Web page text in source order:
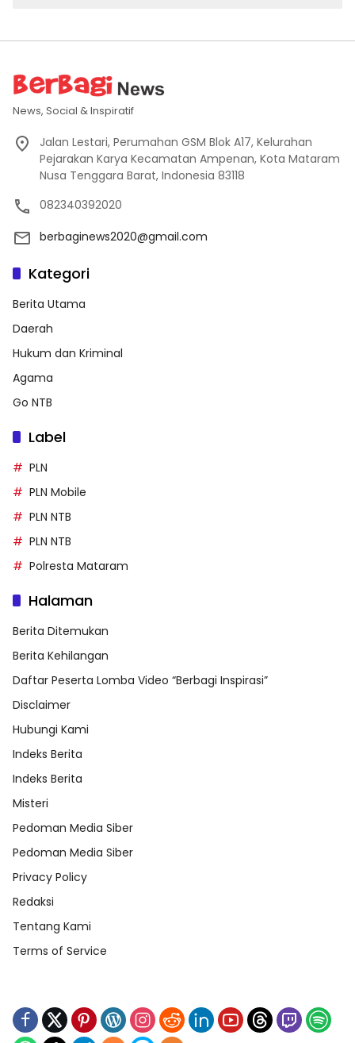
News, Social & Inspiratif
Jalan Lestari, Perumahan GSM Blok A17, Kelurahan
Pejarakan Karya Kecamatan Ampenan, Kota Mataram
Nusa Tenggara Barat, Indonesia 83118
082340392020
berbaginews2020@gmail.com
Kategori
Berita Utama
Daerah
Hukum dan Kriminal
Agama
Go NTB
Label
PLN
PLN Mobile
PLN NTB
PLN NTB
Polresta Mataram
Halaman
Berita Ditemukan
Berita Kehilangan
Daftar Peserta Lomba Video “Berbagi Inspirasi”
Disclaimer
Hubungi Kami
Indeks Berita
Indeks Berita
Misteri
Pedoman Media Siber
Pedoman Media Siber
Privacy Policy
Redaksi
Tentang Kami
Terms of Service